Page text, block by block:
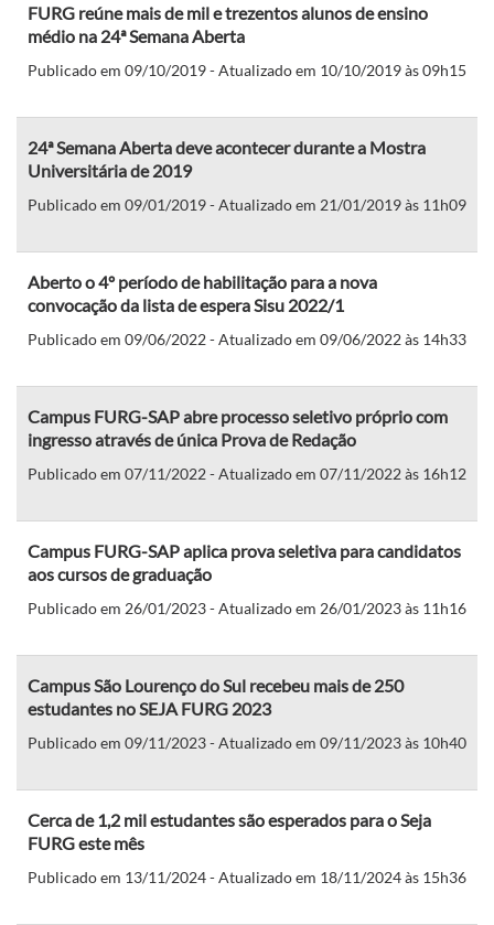
FURG reúne mais de mil e trezentos alunos de ensino
médio na 24ª Semana Aberta
Publicado em 09/10/2019 - Atualizado em 10/10/2019 às 09h15
24ª Semana Aberta deve acontecer durante a Mostra
Universitária de 2019
Publicado em 09/01/2019 - Atualizado em 21/01/2019 às 11h09
Aberto o 4º período de habilitação para a nova
convocação da lista de espera Sisu 2022/1
Publicado em 09/06/2022 - Atualizado em 09/06/2022 às 14h33
Campus FURG-SAP abre processo seletivo próprio com
ingresso através de única Prova de Redação
Publicado em 07/11/2022 - Atualizado em 07/11/2022 às 16h12
Campus FURG-SAP aplica prova seletiva para candidatos
aos cursos de graduação
Publicado em 26/01/2023 - Atualizado em 26/01/2023 às 11h16
Campus São Lourenço do Sul recebeu mais de 250
estudantes no SEJA FURG 2023
Publicado em 09/11/2023 - Atualizado em 09/11/2023 às 10h40
Cerca de 1,2 mil estudantes são esperados para o Seja
FURG este mês
Publicado em 13/11/2024 - Atualizado em 18/11/2024 às 15h36